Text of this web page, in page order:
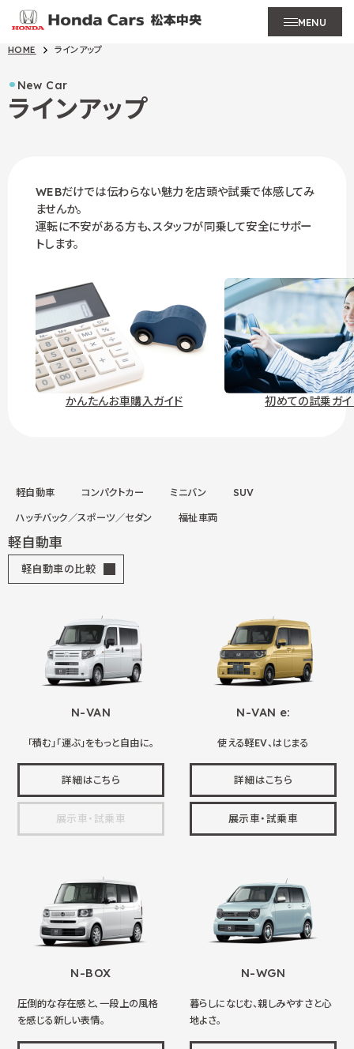
MENU
HOME ラインアップ
New Car
ラインアップ
WEBだけでは伝わらない魅力を店頭や試乗で体感してみ
ませんか。
運転に不安がある方も、スタッフが同乗して安全にサポー
トします。
かんたんお車購入ガイド 初めての試乗ガイ
軽自動車 コンパクトカー ミニバン SUV
ハッチバック／スポーツ／セダン 福祉車両
軽自動車
軽自動車の比較
N-VAN
「積む」「運ぶ」をもっと自由に。
詳細はこちら
展示車・試乗車
N-VAN e:
使える軽EV、はじまる
詳細はこちら
展示車・試乗車
N-BOX
圧倒的な存在感と、一段上の風格
を感じる新しい表情。
N-WGN
暮らしになじむ、親しみやすさと心
地よさ。